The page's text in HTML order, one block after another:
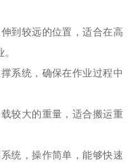
到较远的位置，适合在高
系统，确保在作业过程中
较大的重量，适合搬运重
统，操作简单，能够快速